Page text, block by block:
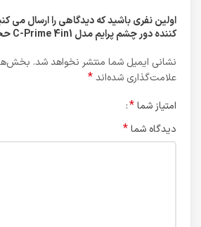
اولین نفری باشید که دیدگاهی را ارسال می
کننده دور چشم پرایم مدل C-Prime 4in1 حجم 20 میلی لیتر”
نشانی ایمیل شما منتشر نخواهد شد.
علامت‌گذاری شده‌اند*
امتیاز شما*
دیدگاه شما*